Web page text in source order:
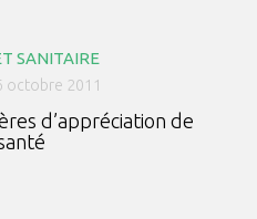
SANITAIRE
octobre 2011
d’appréciation de